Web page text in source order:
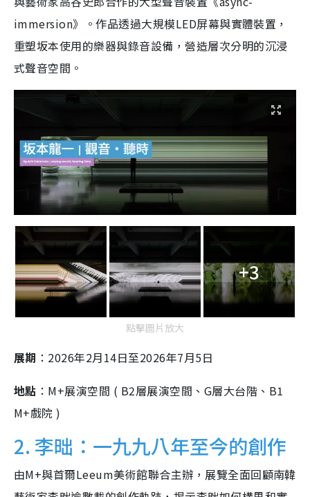
immersion》。作品透過大規模LED屏幕與實體裝置，
重塑坂本使用的樂器與錄音設備，營造層次分明的沉浸
式聲音空間。
+3
點擊圖片放大
展期 ：2026年2月14日至2026年7月5日
地點 ：M+展演空間 ( B2層展演空間、G層大台階、B1
M+戲院 )
2. 李昢：一九九八年至今的創作
由M+與首爾Leeum美術館聯合主辦，展覽全面回顧南韓